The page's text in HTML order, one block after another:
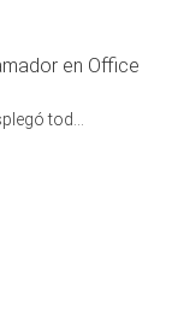
en Office
tod